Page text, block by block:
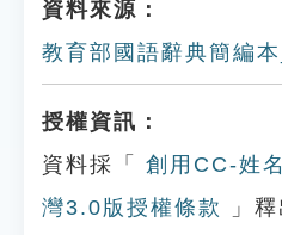
資料來源：
教育部國語辭典簡編
授權資訊：
資料採「
創用CC-姓
灣3.0版授權條款
」釋